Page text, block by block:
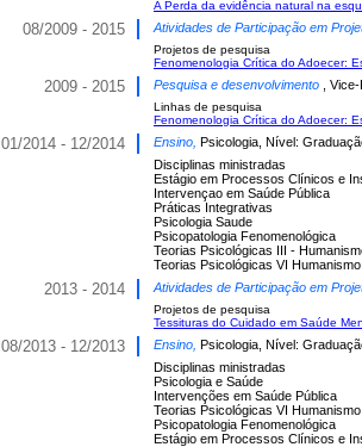
A Perda da evidência natural na
08/2009 - 2015 Atividades de Participação em
Projetos de pesquisa
Fenomenologia Crítica do Adoecer:
2009 - 2015 Pesquisa e desenvolvimento ,
Linhas de pesquisa
Fenomenologia Crítica do Adoecer:
01/2014 - 12/2014 Ensino, Psicologia, Nível:
Disciplinas ministradas
Estágio em Processos Clínicos e
Intervençao em Saúde Pública
Práticas Integrativas
Psicologia Saude
Psicopatologia Fenomenológica
Teorias Psicológicas III -
Teorias Psicológicas VI Humanismo
2013 - 2014 Atividades de Participação em
Projetos de pesquisa
Tessituras do Cuidado em Saúde
08/2013 - 12/2013 Ensino, Psicologia, Nível:
Disciplinas ministradas
Psicologia e Saúde
Intervenções em Saúde Pública
Teorias Psicológicas VI Humanismo
Psicopatologia Fenomenológica
Estágio em Processos Clínicos e